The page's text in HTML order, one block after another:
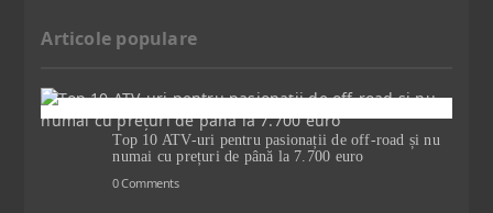
Articole populare
Top 10 ATV-uri pentru pasionații de off-road și nu
numai cu prețuri de până la 7.700 euro
0 Comments